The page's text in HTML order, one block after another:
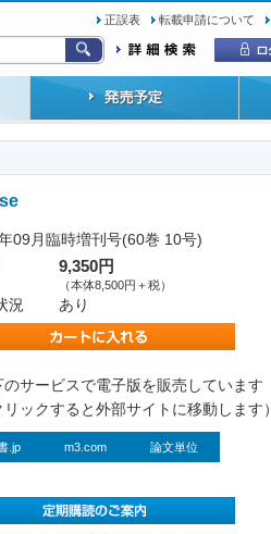
正誤表 転載申請について
09月臨時増刊号(60巻 10号)
9,350円
（本体8,500円＋税）
況 あり
のサービスで電子版を販売しています
リックすると外部サイトに移動します）
.jp m3.com 論文単位